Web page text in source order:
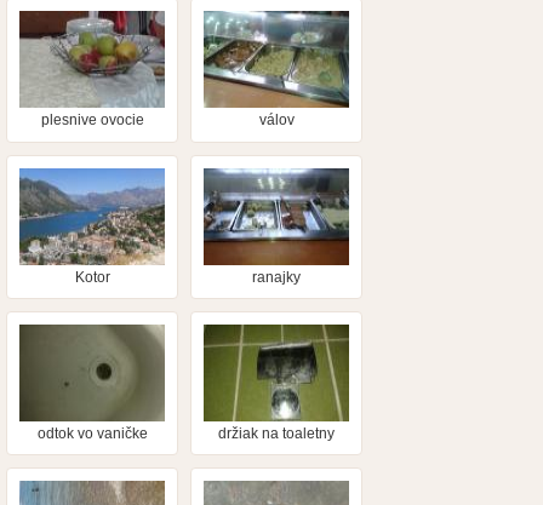
plesnive ovocie válov
Kotor ranajky
odtok vo vaničke
držiak na toaletny
papier